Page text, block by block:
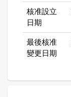
核准設立
日期
最後核准
變更日期